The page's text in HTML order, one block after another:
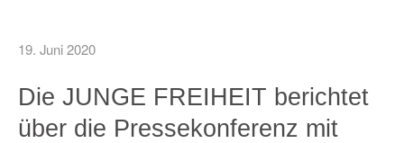
19. Juni 2020
Die JUNGE FREIHEIT berichtet
über die Pressekonferenz mit